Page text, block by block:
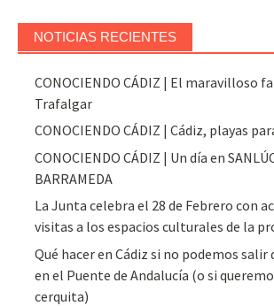
NOTICIAS RECIENTES
CONOCIENDO CÁDIZ | El maravilloso
Trafalgar
CONOCIENDO CÁDIZ | Cádiz, playas
CONOCIENDO CÁDIZ | Un día en
BARRAMEDA
La Junta celebra el 28 de Febrero con
visitas a los espacios culturales de la
Qué hacer en Cádiz si no podemos salir
en el Puente de Andalucía (o si
cerquita)